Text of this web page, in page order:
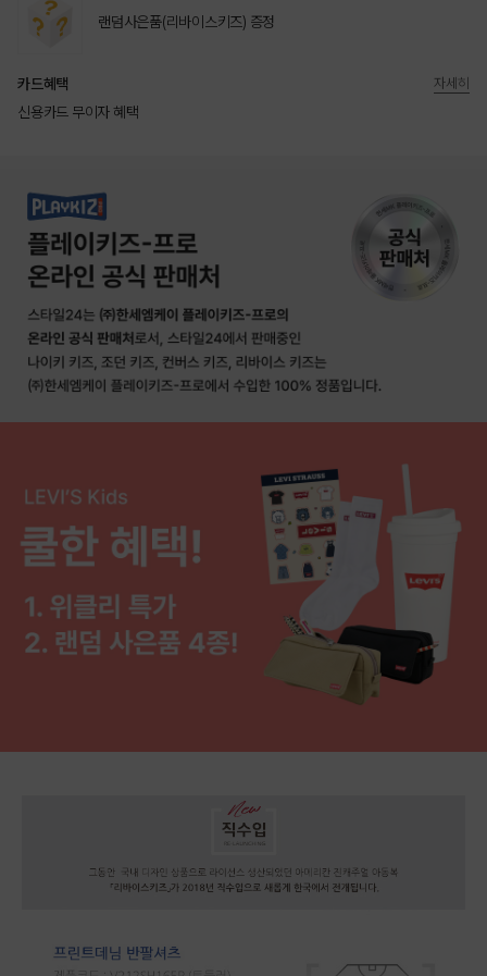
랜덤사은품(리바이스키즈) 증정
카드혜택
신용카드 무이자 혜택
자세히